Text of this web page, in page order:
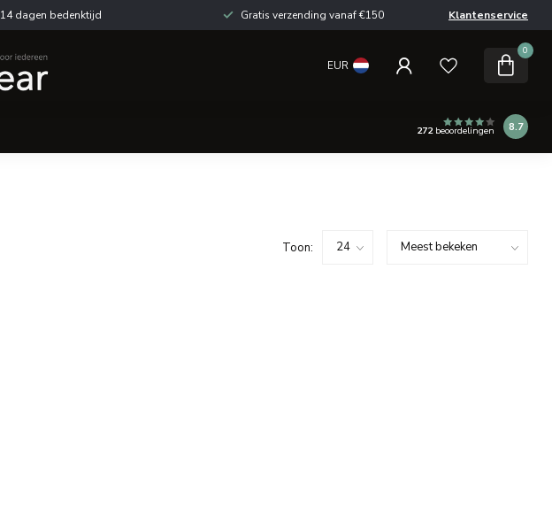
14 dagen bedenktijd Gratis verzending vanaf €150 Klantenservice
EUR
0
272beoordelingen 8.7
Toon: